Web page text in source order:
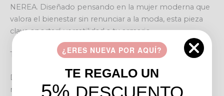
NEREA. Diseñado pensando en la mujer moderna que
valora el bienestar sin renunciar a la moda, esta pieza
clave aportará versatilidad a tu armario.
Tu compañero perfecto para cada momento
Desde un día ajetreado en la ciudad hasta una tarde
relajada con amigas, el PANTALON NEREA se adapta a
¿ERES NUEVA POR AQUÍ?
TE REGALO UN